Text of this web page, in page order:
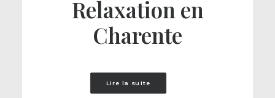
Relaxation en
Charente
Lire la suite